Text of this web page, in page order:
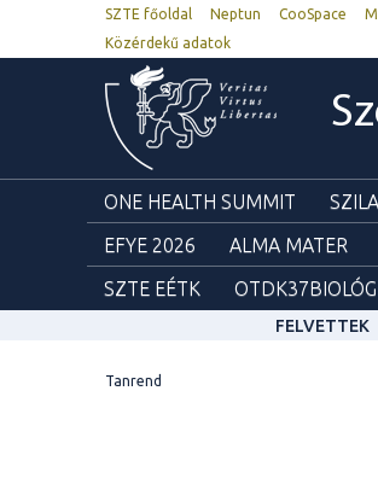
SZTE főoldal Neptun CooSpace
Közérdekű adatok
ONE HEALTH SUMMIT
EFYE 2026
ALMA MATER
SZTE EÉTK
FELVETTEK
Tanrend